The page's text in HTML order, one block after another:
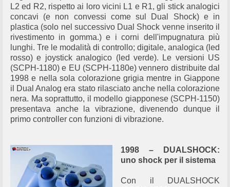
L2 ed R2, rispetto ai loro vicini L1 e R1, gli stick analogici
concavi (e non convessi come sul Dual Shock) e in
plastica (solo nel successivo Dual Shock venne inserito il
rivestimento in gomma.) e i corni dell'impugnatura più
lunghi. Tre le modalità di controllo; digitale, analogica (led
rosso) e joystick analogico (led verde). Le versioni US
(SCPH-1180) e EU (SCPH-1180e) vennero distribuite dal
1998 e nella sola colorazione grigia mentre in Giappone
il Dual Analog era stato rilasciato anche nella colorazione
nera. Ma soprattutto, il modello giapponese (SCPH-1150)
presentava anche la vibrazione, divenendo dunque il
primo controller con funzioni di vibrazione.
1998 – DUALSHOCK:
uno shock per il sistema
Con il DUALSHOCK